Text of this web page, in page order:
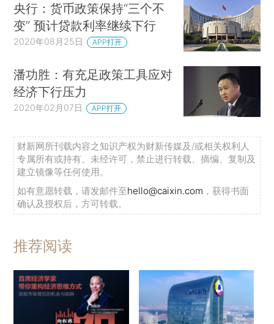
央行：货币政策保持“三个不
变” 预计贷款利率继续下行
2020年08月25日 APP打开
潘功胜：有充足政策工具应对
经济下行压力
2020年02月07日 APP打开
财新网所刊载内容之知识产权为财新传媒及/或相关权利人
专属所有或持有。未经许可，禁止进行转载、摘编、复制及
建立镜像等任何使用。
如有意愿转载，请发邮件至hello@caixin.com ，获得书面
确认及授权后，方可转载。
推荐阅读